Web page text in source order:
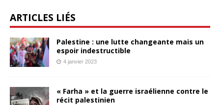
ARTICLES LIÉS
Palestine : une lutte changeante mais un
espoir indestructible
4 janvier 2023
« Farha » et la guerre israélienne contre le
récit palestinien